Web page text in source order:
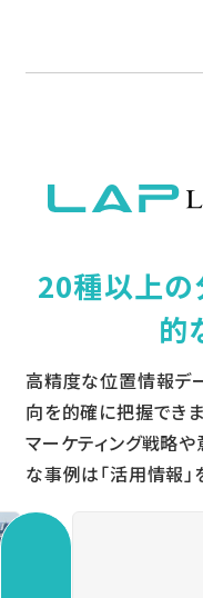
20種以上の
的
高精度な位置情報デ
向を的確に把握できま
マーケティング戦略
な事例は「活用情報」